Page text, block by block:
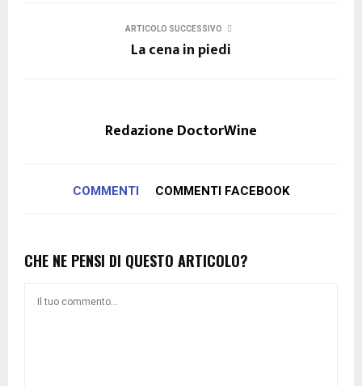
ARTICOLO SUCCESSIVO
La cena in piedi
Redazione DoctorWine
COMMENTI COMMENTI FACEBOOK
CHE NE PENSI DI QUESTO ARTICOLO?